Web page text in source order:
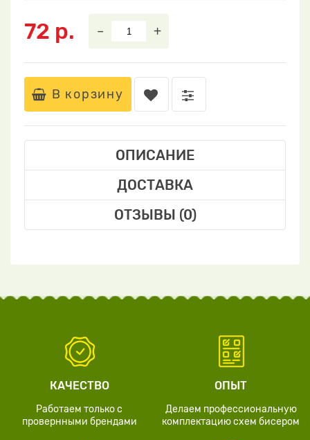
72 р. – +
В корзину
ОПИСАНИЕ
ДОСТАВКА
ОТЗЫВЫ (0)
КАЧЕСТВО
Работаем только с
провернными брендами
ОПЫТ
Делаем профессиональную
комплектацию схем бисером